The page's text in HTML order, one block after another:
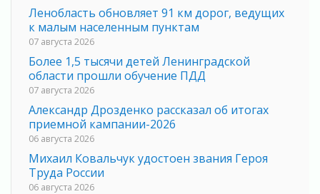
Ленобласть обновляет 91 км дорог, ведущих
к малым населенным пунктам
07 августа 2026
Более 1,5 тысячи детей Ленинградской
области прошли обучение ПДД
07 августа 2026
Александр Дрозденко рассказал об итогах
приемной кампании-2026
06 августа 2026
Михаил Ковальчук удостоен звания Героя
Труда России
06 августа 2026